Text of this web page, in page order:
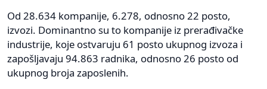
Od 28.634 kompanije, 6.278, odnosno 22 posto,
izvozi. Dominantno su to kompanije iz prerađivačke
industrije, koje ostvaruju 61 posto ukupnog izvoza i
zapošljavaju 94.863 radnika, odnosno 26 posto od
ukupnog broja zaposlenih.